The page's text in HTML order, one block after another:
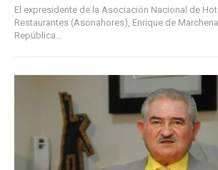
El expresidente de la Asociación Nacional de
Restaurantes (Asonahores), Enrique de
República...